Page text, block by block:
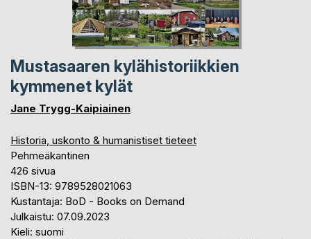
Mustasaaren kylähistoriikkien
kymmenet kylät
Jane Trygg-Kaipiainen
Historia, uskonto & humanistiset tieteet
Pehmeäkantinen
426 sivua
ISBN-13: 9789528021063
Kustantaja: BoD - Books on Demand
Julkaistu: 07.09.2023
Kieli: suomi